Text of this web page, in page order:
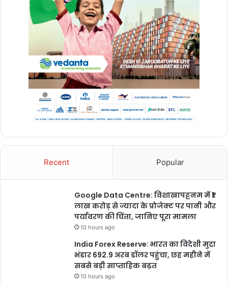
Recent Popular
Google Data Centre: विशाखापट्टनम में ₹1
लाख करोड़ से ज्यादा के प्रोजेक्ट पर पानी और
पर्यावरण की चिंता, जानिए पूरा मामला
10 hours ago
India Forex Reserve: भारत का विदेशी मुद्रा
भंडार 692.9 अरब डॉलर पहुंचा, छह महीने में
सबसे बड़ी साप्ताहिक बढ़त
10 hours ago